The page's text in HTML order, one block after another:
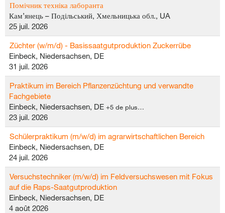
Помічник техніка лаборанта
Кам’янець – Подільський, Хмельницька обл., UA
25 juil. 2026
Züchter (w/m/d) - Basissaatgutproduktion Zuckerrübe
Einbeck, Niedersachsen, DE
31 juil. 2026
Praktikum im Bereich Pflanzenzüchtung und verwandte
Fachgebiete
Einbeck, Niedersachsen, DE +5 de plus…
23 juil. 2026
Schülerpraktikum (m/w/d) im agrarwirtschaftlichen Bereich
Einbeck, Niedersachsen, DE
24 juil. 2026
Versuchstechniker (m/w/d) im Feldversuchswesen mit Fokus
auf die Raps-Saatgutproduktion
Einbeck, Niedersachsen, DE
4 août 2026